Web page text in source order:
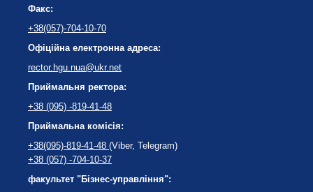
Факс:
+38(057)-704-10-70
Офіційна електронна адреса:
rector.hgu.nua@ukr.net
Приймальня ректора:
+38 (095) -819-41-48
Приймальна комісія:
+38(095)-819-41-48 (Viber, Telegram)
+38 (057) -704-10-37
факультет "Бізнес-управління":